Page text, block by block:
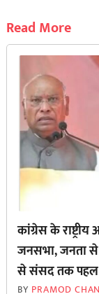
Read More
कांग्रेस के
जनसभा, जनता
से ‌संसद तक पहल
BY PRAMOD